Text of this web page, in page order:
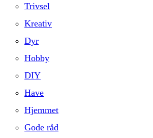
Trivsel
Kreativ
Dyr
Hobby
DIY
Have
Hjemmet
Gode råd